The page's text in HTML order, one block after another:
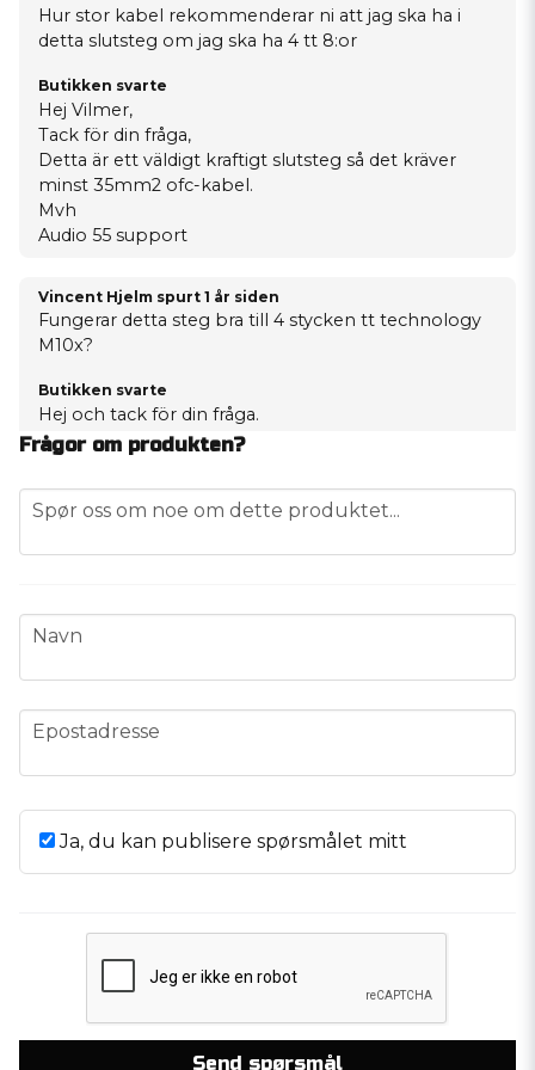
Hur stor kabel rekommenderar ni att jag ska ha i
detta slutsteg om jag ska ha 4 tt 8:or
Butikken svarte
Hej Vilmer,
Tack för din fråga,
Detta är ett väldigt kraftigt slutsteg så det kräver
minst 35mm2 ofc-kabel.
Mvh
Audio 55 support
Vincent Hjelm spurt 1 år siden
Fungerar detta steg bra till 4 stycken tt technology
M10x?
Butikken svarte
Hej och tack för din fråga.
Mvh Audio55
Frågor om produkten?
question
Spør oss om noe om dette produktet...
name
Navn
email
Epostadresse
Ja, du kan publisere spørsmålet mitt
Send spørsmål